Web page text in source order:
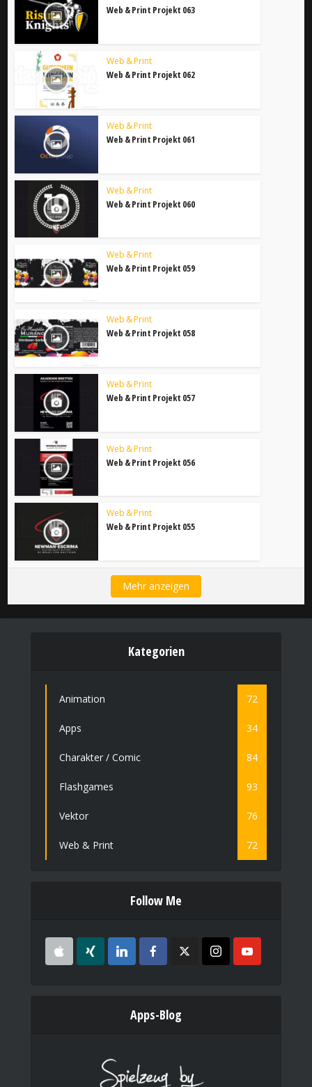
Web & Print Projekt 063
Web & Print
Web & Print Projekt 062
Web & Print
Web & Print Projekt 061
Web & Print
Web & Print Projekt 060
Web & Print
Web & Print Projekt 059
Web & Print
Web & Print Projekt 058
Web & Print
Web & Print Projekt 057
Web & Print
Web & Print Projekt 056
Web & Print
Web & Print Projekt 055
Mehr anzeigen
Kategorien
Animation 72
Apps 34
Charakter / Comic 84
Flashgames 93
Vektor 76
Web & Print 72
Follow Me
Apps-Blog